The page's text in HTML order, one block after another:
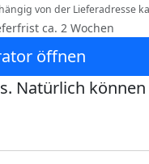
von der Lieferadresse
ca. 2 Wochen
öffnen
Natürlich können